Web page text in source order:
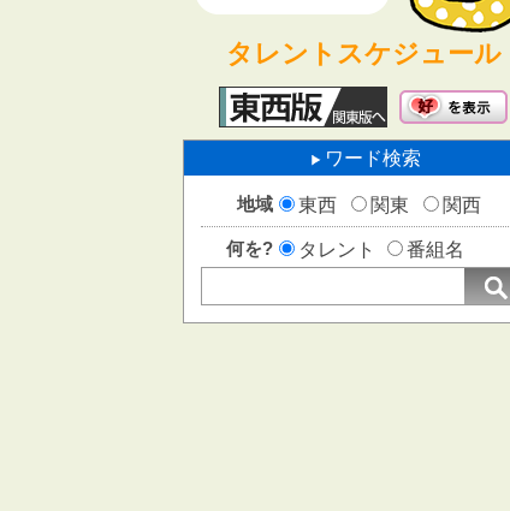
タレントスケジュール
ワード検索
地域 東西 関東 関西
何を? タレント 番組名